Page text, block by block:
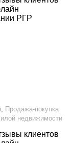
, Продажа-покупка
недвижимости